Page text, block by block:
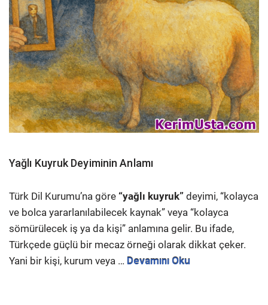
Yağlı Kuyruk Deyiminin Anlamı
Türk Dil Kurumu’na göre “yağlı kuyruk” deyimi, “kolayca
ve bolca yararlanılabilecek kaynak” veya “kolayca
sömürülecek iş ya da kişi” anlamına gelir. Bu ifade,
Türkçede güçlü bir mecaz örneği olarak dikkat çeker.
Yani bir kişi, kurum veya … Devamını Oku